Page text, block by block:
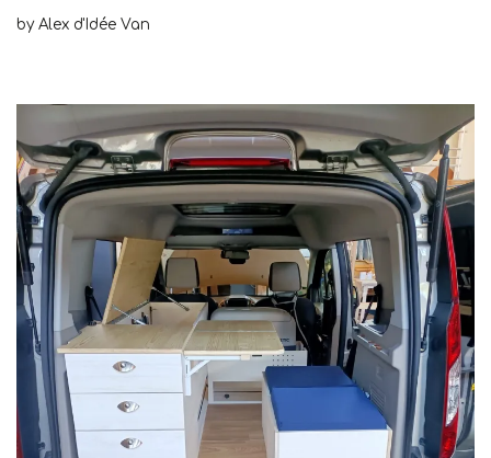
by Alex d'Idée Van